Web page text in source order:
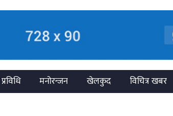
मनोरन्जन खेलकुद विचित्र खबर